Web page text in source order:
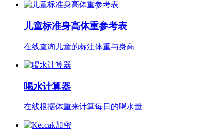
儿童标准身高体重参考表
在线查询儿童的标注体重与身高
喝水计算器
在线根据体重来计算每日的喝水量